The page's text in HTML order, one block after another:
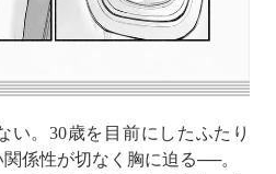
い。30歳を目前にしたふたり
係性が切なく胸に迫る──。